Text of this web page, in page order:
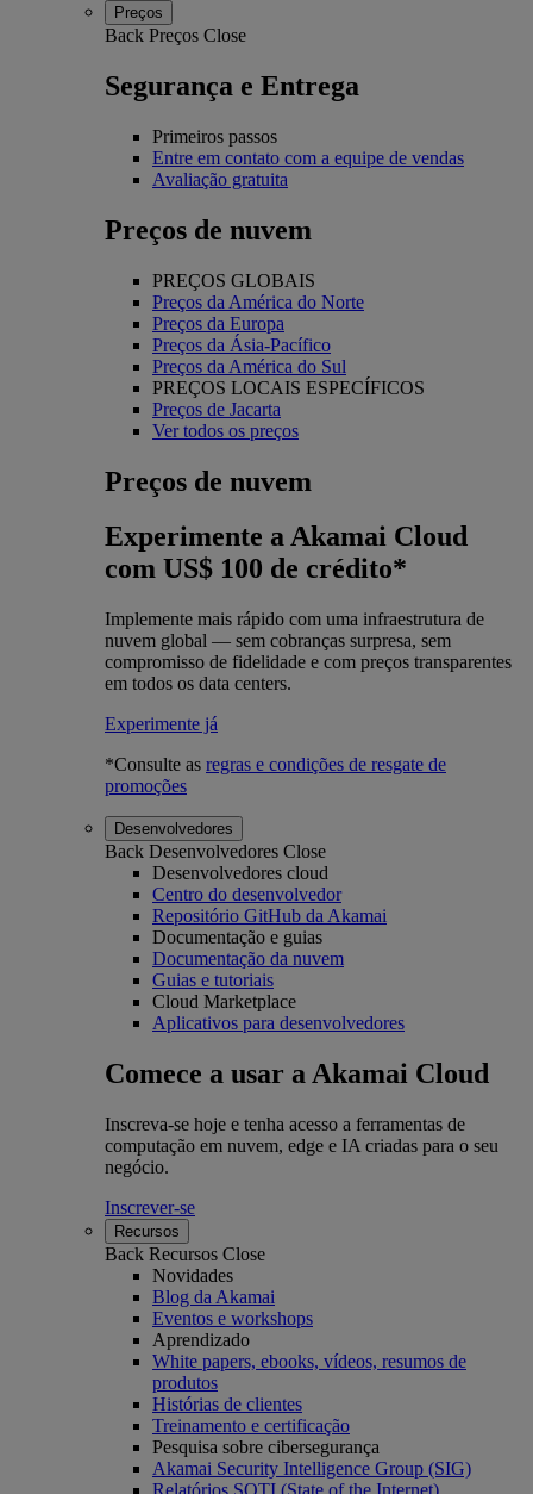
Preços
Back Preços Close
Segurança e Entrega
Primeiros passos
Entre em contato com a equipe de vendas
Avaliação gratuita
Preços de nuvem
PREÇOS GLOBAIS
Preços da América do Norte
Preços da Europa
Preços da Ásia-Pacífico
Preços da América do Sul
PREÇOS LOCAIS ESPECÍFICOS
Preços de Jacarta
Ver todos os preços
Preços de nuvem
Experimente a Akamai Cloud
com US$ 100 de crédito*
Implemente mais rápido com uma infraestrutura de
nuvem global — sem cobranças surpresa, sem
compromisso de fidelidade e com preços transparentes
em todos os data centers.
Experimente já
*Consulte as regras e condições de resgate de
promoções
Desenvolvedores
Back Desenvolvedores Close
Desenvolvedores cloud
Centro do desenvolvedor
Repositório GitHub da Akamai
Documentação e guias
Documentação da nuvem
Guias e tutoriais
Cloud Marketplace
Aplicativos para desenvolvedores
Comece a usar a Akamai Cloud
Inscreva-se hoje e tenha acesso a ferramentas de
computação em nuvem, edge e IA criadas para o seu
negócio.
Inscrever-se
Recursos
Back Recursos Close
Novidades
Blog da Akamai
Eventos e workshops
Aprendizado
White papers, ebooks, vídeos, resumos de
produtos
Histórias de clientes
Treinamento e certificação
Pesquisa sobre cibersegurança
Akamai Security Intelligence Group (SIG)